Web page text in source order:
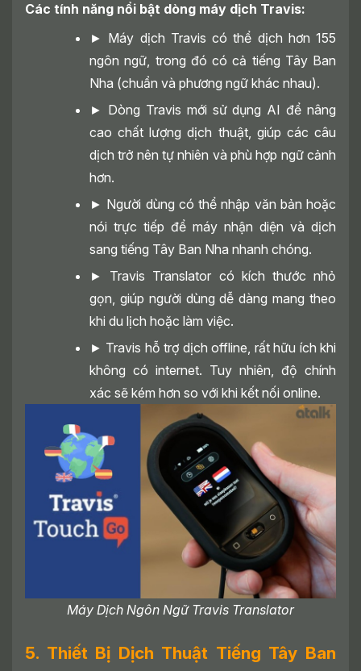
Các tính năng nổi bật dòng máy dịch Travis:
► Máy dịch Travis có thể dịch hơn 155
ngôn ngữ, trong đó có cả tiếng Tây Ban
Nha (chuẩn và phương ngữ khác nhau).
► Dòng Travis mới sử dụng AI để nâng
cao chất lượng dịch thuật, giúp các câu
dịch trở nên tự nhiên và phù hợp ngữ cảnh
hơn.
► Người dùng có thể nhập văn bản hoặc
nói trực tiếp để máy nhận diện và dịch
sang tiếng Tây Ban Nha nhanh chóng.
► Travis Translator có kích thước nhỏ
gọn, giúp người dùng dễ dàng mang theo
khi du lịch hoặc làm việc.
► Travis hỗ trợ dịch offline, rất hữu ích khi
không có internet. Tuy nhiên, độ chính
xác sẽ kém hơn so với khi kết nối online.
Máy Dịch Ngôn Ngữ Travis Translator
5. Thiết Bị Dịch Thuật Tiếng Tây Ban